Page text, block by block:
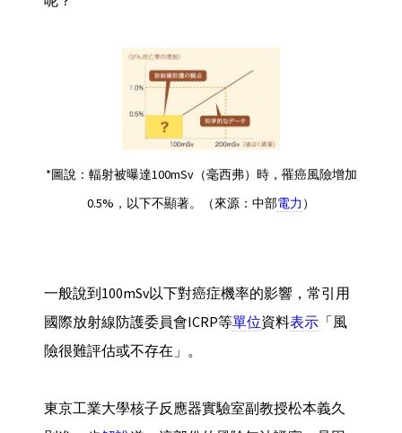
*圖說：輻射被曝達100mSv（毫西弗）時，罹癌風險增加
0.5%，以下不顯著。（來源：中部電力 ）
一般說到100mSv以下對癌症機率的影響，常引用
國際放射線防護委員會ICRP等單位資料表示「風
險很難評估或不存在」。
東京工業大學核子反應器實驗室副教授松本義久